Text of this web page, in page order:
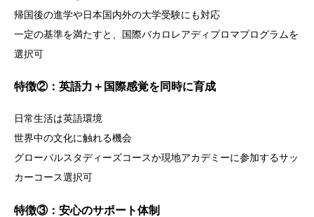
帰国後の進学や日本国内外の大学受験にも対応
一定の基準を満たすと、国際バカロレアディプロマプログラムを
選択可
特徴②：英語力＋国際感覚を同時に育成
日常生活は英語環境
世界中の文化に触れる機会
グローバルスタディーズコースか現地アカデミーに参加するサッ
カーコース選択可
特徴③：安心のサポート体制